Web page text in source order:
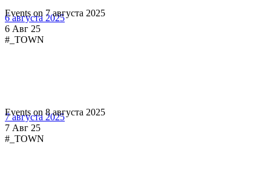
6 августа 2025
6 Авг 25
#_TOWN
Events on 7 августа 2025
7 августа 2025
7 Авг 25
#_TOWN
Events on 8 августа 2025